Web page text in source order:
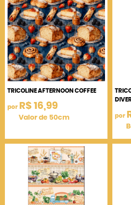
TRICOLINE AFTERNOON COFFEE
por R$ 16,99
Valor de 50cm por